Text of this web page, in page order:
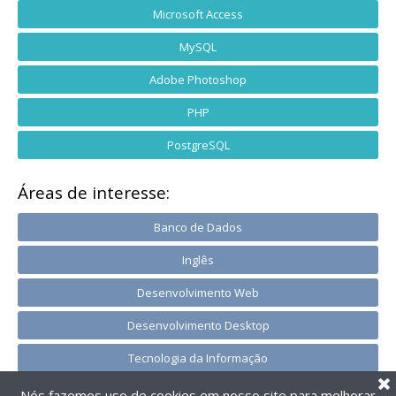
Microsoft Access
MySQL
Adobe Photoshop
PHP
PostgreSQL
Áreas de interesse:
Banco de Dados
Inglês
Desenvolvimento Web
Desenvolvimento Desktop
Tecnologia da Informação